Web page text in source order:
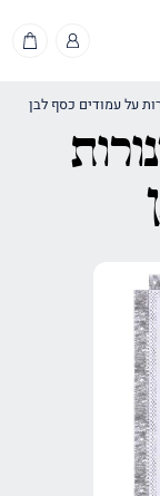
על עמודים כסף לבן